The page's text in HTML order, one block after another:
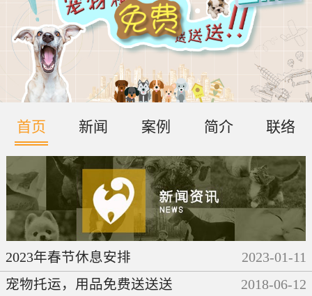
首页 新闻 案例 简介 联络
2023年春节休息安排 2023-01-11
宠物托运，用品免费送送送
2018-06-12